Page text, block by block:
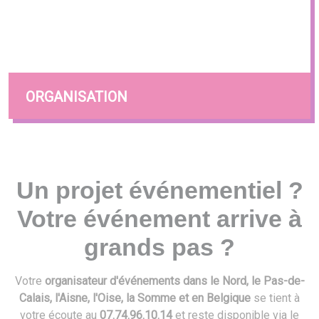
ORGANISATION
Un projet événementiel ?
Votre événement arrive à
grands pas ?
Votre organisateur d'événements dans le Nord, le Pas-de-
Calais, l'Aisne, l'Oise, la Somme et en Belgique se tient à
votre écoute au 07.74.96.10.14et reste disponible via le